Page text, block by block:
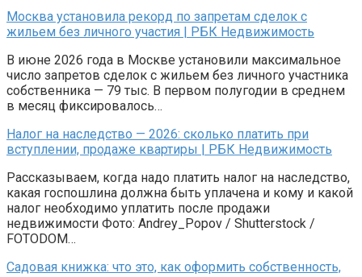
Москва установила рекорд по запретам сделок с
жильем без личного участия | РБК Недвижимость
В июне 2026 года в Москве установили максимальное
число запретов сделок с жильем без личного участника
собственника — 79 тыс. В первом полугодии в среднем
в месяц фиксировалось…
Налог на наследство — 2026: сколько платить при
вступлении, продаже квартиры | РБК Недвижимость
Рассказываем, когда надо платить налог на наследство,
какая госпошлина должна быть уплачена и кому и какой
налог необходимо уплатить после продажи
недвижимости Фото: Andrey_Popov / Shutterstock /
FOTODOM…
Садовая книжка: что это, как оформить собственность,